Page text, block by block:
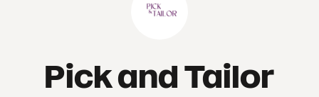
Pick and Tailor